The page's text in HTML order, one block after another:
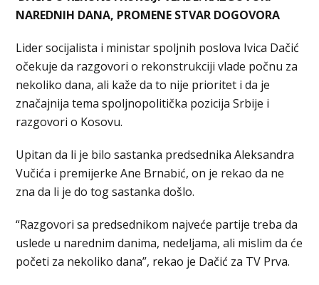
NAREDNIH DANA, PROMENE STVAR DOGOVORA
Lider socijalista i ministar spoljnih poslova Ivica Dačić
očekuje da razgovori o rekonstrukciji vlade počnu za
nekoliko dana, ali kaže da to nije prioritet i da je
značajnija tema spoljnopolitička pozicija Srbije i
razgovori o Kosovu.
Upitan da li je bilo sastanka predsednika Aleksandra
Vučića i premijerke Ane Brnabić, on je rekao da ne
zna da li je do tog sastanka došlo.
“Razgovori sa predsednikom najveće partije treba da
uslede u narednim danima, nedeljama, ali mislim da će
početi za nekoliko dana”, rekao je Dačić za TV Prva.